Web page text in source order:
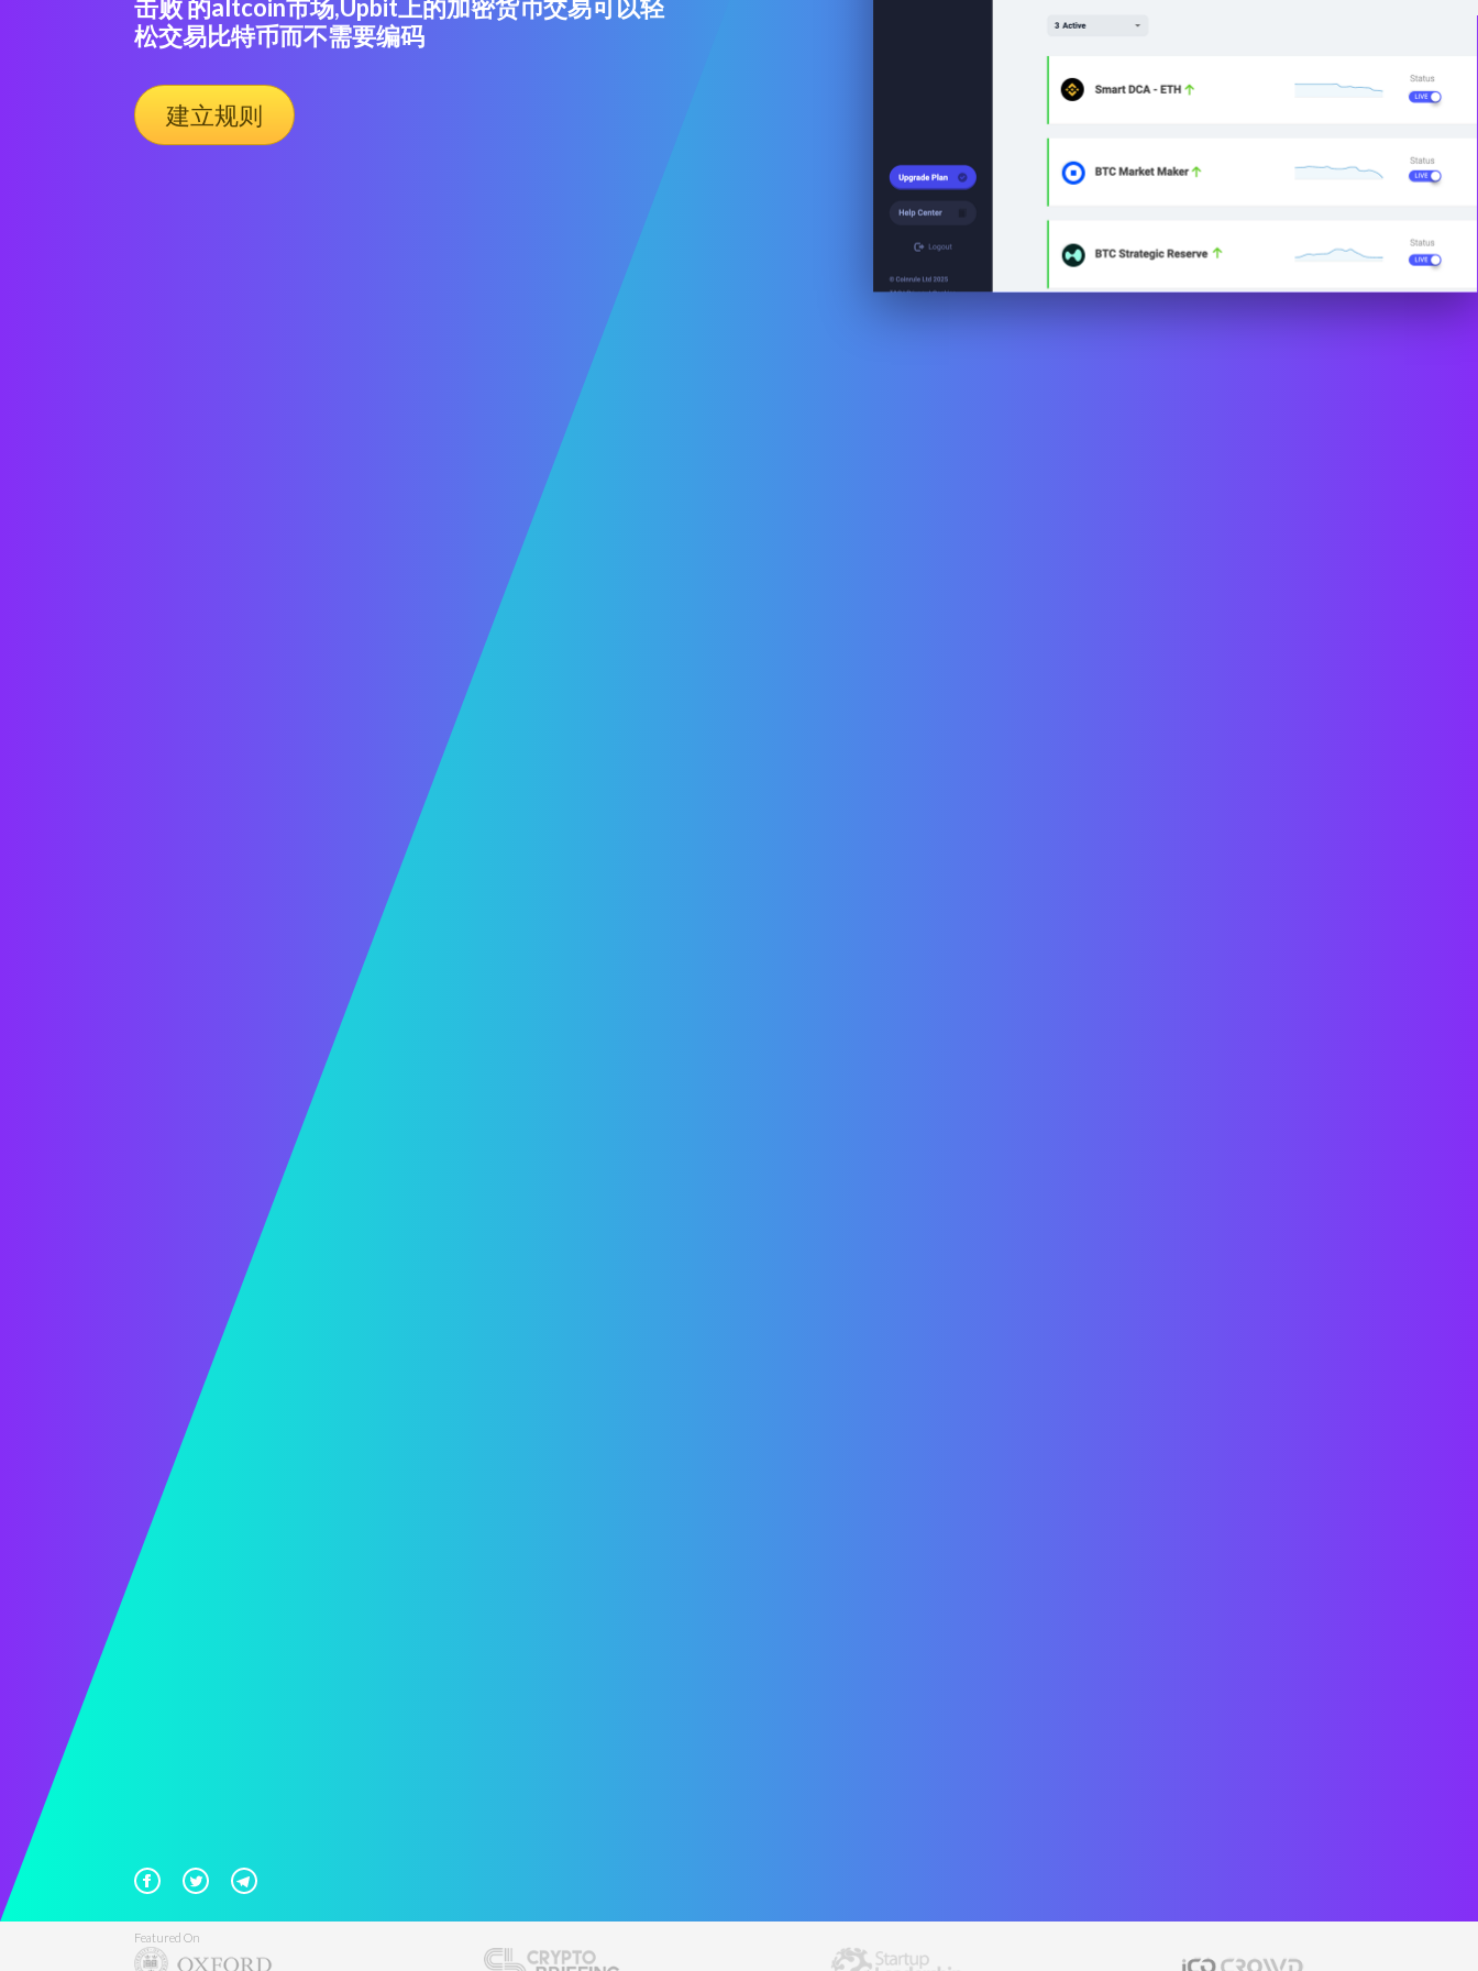
击败 的altcoin市场,Upbit上的加密货币交易可以轻
松交易比特币而不需要编码
建立规则
Featured On